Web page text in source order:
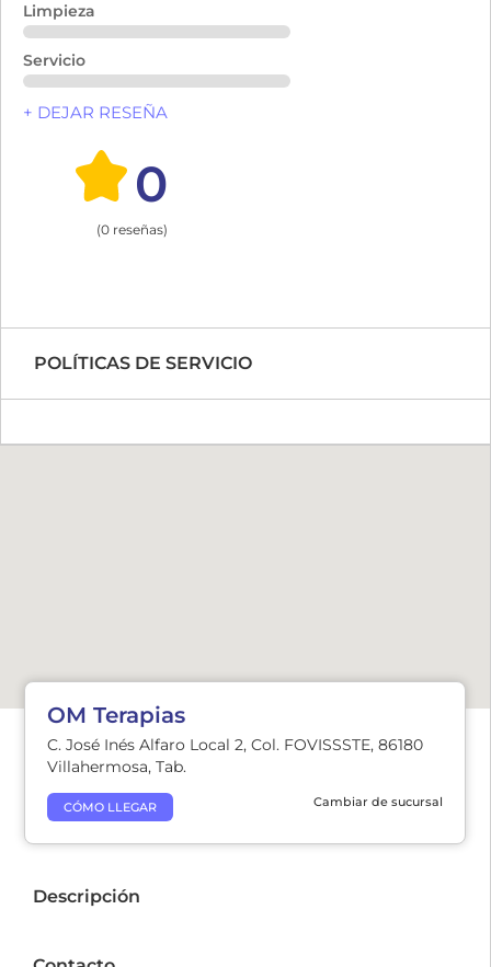
Limpieza
Servicio
+ DEJAR RESEÑA
0
(0 reseñas)
POLÍTICAS DE SERVICIO
OM Terapias
C. José Inés Alfaro Local 2, Col. FOVISSSTE, 86180
Villahermosa, Tab.
CÓMO LLEGAR Cambiar de sucursal
Descripción